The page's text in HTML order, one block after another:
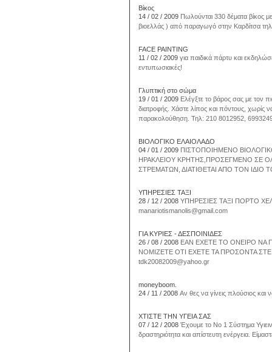
Βίκος
14 / 02 / 2009 Πωλούνται 330 δέματα βίκος
βιοελλάς ) από παραγωγό στην Καρδίτσα
FACE PAINTING
11 / 02 / 2009 για παιδικά πάρτυ και
εντυπωσιακές!
Γλυπτική στο σώμα
19 / 01 / 2009 Ελέγξτε το βάρος σας με τον
διατροφής. Χάστε λίπος και πόντους,
παρακολούθηση. Τηλ: 210 8012952,
ΒΙΟΛΟΓΙΚΟ ΕΛΑΙΟΛΑΔΟ
04 / 01 / 2009 ΠΙΣΤΟΠΟΙΗΜΕΝΟ
ΗΡΑΚΛΕΙΟΥ ΚΡΗΤΗΣ,ΠΡΟΣΕΓΜΕΝΟ ΣΕ
ΣΤΡΕΜΑΤΩΝ, ΔΙΑΤΙΘΕΤΑΙ ΑΠΟ ΤΟΝ ΙΔΙΟ
ΥΠΗΡΕΣΙΕΣ ΤΑΞΙ
28 / 12 / 2008 ΥΠΗΡΕΣΙΕΣ ΤΑΞΙ ΠΟΡΤΟ
manariotismanolis@gmail.com
ΓΙΑ ΚΥΡΙΕΣ - ΔΕΣΠΟΙΝΙΔΕΣ
26 / 08 / 2008 ΕΑΝ ΕΧΕΤΕ ΤΟ ΟΝΕΙΡΟ ΝΑ
ΝΟΜΙΖΕΤΕ ΟΤΙ ΕΧΕΤΕ ΤΑ ΠΡΟΣΟΝΤΑ
tdk20082009@yahoo.gr
moneyboom.
24 / 11 / 2008 Αν θες να γίνεις πλούσιος και
ΧΤΙΣΤΕ ΤΗΝ ΥΓΕΙΑ ΣΑΣ
07 / 12 / 2008 Έχουμε το Νο 1 Σύστημα
δραστηριότητα και απίστευτη ενέργεια.